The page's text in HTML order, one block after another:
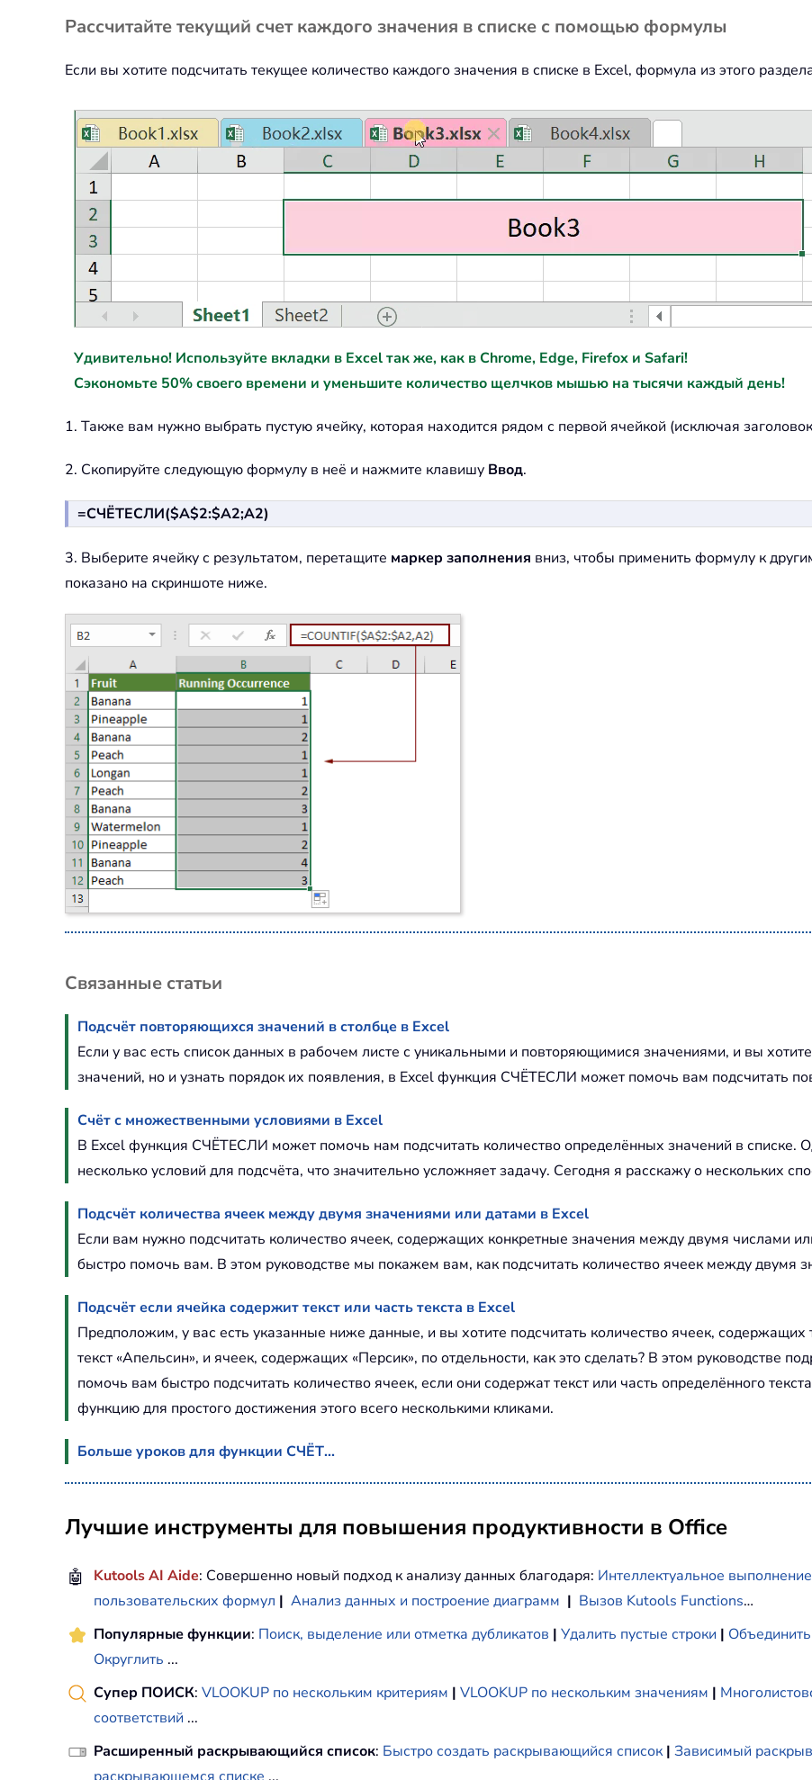
Рассчитайте текущий счет каждого значения в списке с помощью формулы
Если вы хотите подсчитать текущее количество каждого значения в списке в Excel, формула из этого
Удивительно! Используйте вкладки в Excel так же, как в Chrome, Edge, Firefox и Safari!
Сэкономьте 50% своего времени и уменьшите количество щелчков мышью на тысячи каждый день!
1. Также вам нужно выбрать пустую ячейку, которая находится рядом с первой ячейкой (исключая
2. Скопируйте следующую формулу в неё и нажмите клавишу Ввод.
=СЧЁТЕСЛИ($A$2:$A2;A2)
3. Выберите ячейку с результатом, перетащите маркер заполнения вниз, чтобы применить формулу к
показано на скриншоте ниже.
Связанные статьи
Подсчёт повторяющихся значений в столбце в Excel
Если у вас есть список данных в рабочем листе с уникальными и повторяющимися значениями, и вы
значений, но и узнать порядок их появления, в Excel функция СЧЁТЕСЛИ может помочь вам подсчитать
Счёт с множественными условиями в Excel
В Excel функция СЧЁТЕСЛИ может помочь нам подсчитать количество определённых значений в списке.
несколько условий для подсчёта, что значительно усложняет задачу. Сегодня я расскажу о нескольких
Подсчёт количества ячеек между двумя значениями или датами в Excel
Если вам нужно подсчитать количество ячеек, содержащих конкретные значения между двумя
быстро помочь вам. В этом руководстве мы покажем вам, как подсчитать количество ячеек между двумя
Подсчёт если ячейка содержит текст или часть текста в Excel
Предположим, у вас есть указанные ниже данные, и вы хотите подсчитать количество ячеек, содержащих
текст «Апельсин», и ячеек, содержащих «Персик», по отдельности, как это сделать? В этом руководстве
помочь вам быстро подсчитать количество ячеек, если они содержат текст или часть определённого
функцию для простого достижения этого всего несколькими кликами.
Больше уроков для функции СЧЁТ...
Лучшие инструменты для повышения продуктивности в Office
🤖 Kutools AI Aide: Совершенно новый подход к анализу данных благодаря: Интеллектуальное выполнение
пользовательских формул | Анализ данных и построение диаграмм | Вызов Kutools Functions…
Популярные функции: Поиск, выделение или отметка дубликатов | Удалить пустые строки |
Округлить ...
Супер ПОИСК: VLOOKUP по нескольким критериям | VLOOKUP по нескольким значениям |
соответствий ...
Расширенный раскрывающийся список: Быстро создать раскрывающийся список | Зависимый